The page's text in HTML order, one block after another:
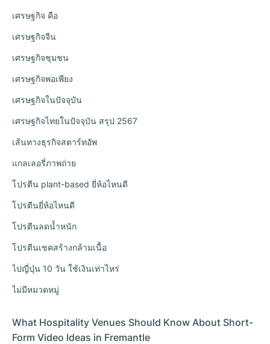
เศรษฐกิจ คือ
เศรษฐกิจจีน
เศรษฐกิจชุมชน
เศรษฐกิจพอเพียง
เศรษฐกิจในปัจจุบัน
เศรษฐกิจไทยในปัจจุบัน สรุป 2567
เส้นทางธุรกิจสตาร์ทอัพ
แกลเลอรี่ภาพถ่าย
โปรตีน plant-based ยี่ห้อไหนดี
โปรตีนยี่ห้อไหนดี
โปรตีนลดน้ำหนัก
โปรตีนเชคสร้างกล้ามเนื้อ
ไปญี่ปุ่น 10 วัน ใช้เงินเท่าไหร่
ไม่มีหมวดหมู่
What Hospitality Venues Should Know About Short-
Form Video Ideas in Fremantle